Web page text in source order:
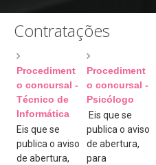
Vernária
Links Úteis
Conselho Geral
Equipa de Autoavaliação
Suporte
Seguro Escolar
Contratações
Procediment
o concursal -
Técnico de
Informática
Eis que se
publica o aviso
de abertura,
Procediment
o concursal -
Psicólogo
Eis que se
publica o aviso
de abertura,
para